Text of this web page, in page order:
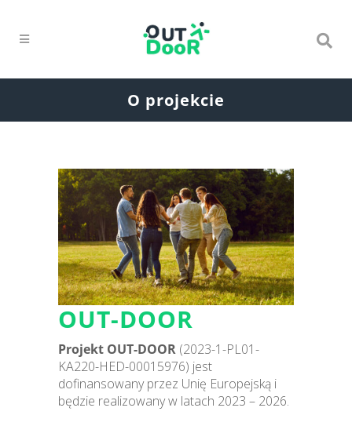
O projekcie
OUT-DOOR
Projekt OUT-DOOR (2023-1-PL01-
KA220-HED-00015976) jest
dofinansowany przez Unię Europejską i
będzie realizowany w latach 2023 – 2026.